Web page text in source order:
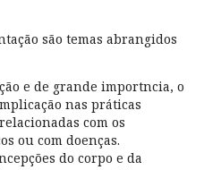
são temas abrangidos
e de grande importncia, o
nas práticas
com os
ou com doenças.
do corpo e da